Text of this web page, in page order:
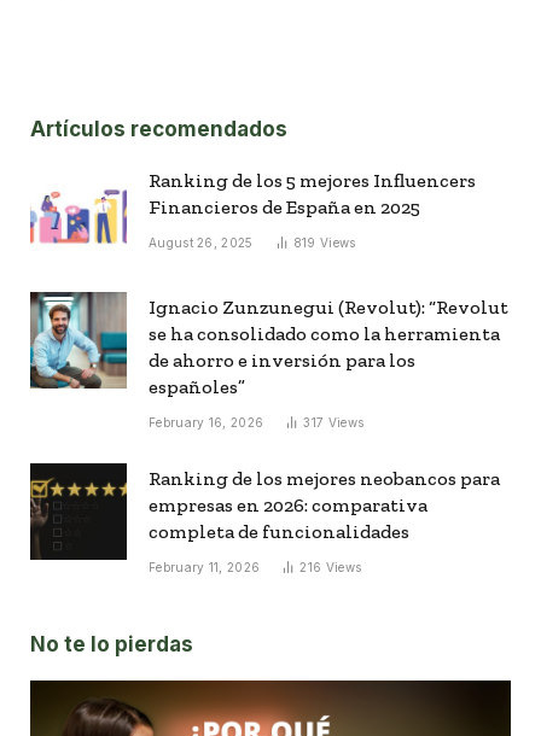
Artículos recomendados
Ranking de los 5 mejores Influencers
Financieros de España en 2025
August 26, 2025 819Views
Ignacio Zunzunegui (Revolut): “Revolut
se ha consolidado como la herramienta
de ahorro e inversión para los
españoles”
February 16, 2026 317 Views
Ranking de los mejores neobancos para
empresas en 2026: comparativa
completa de funcionalidades
February 11, 2026 216 Views
No te lo pierdas